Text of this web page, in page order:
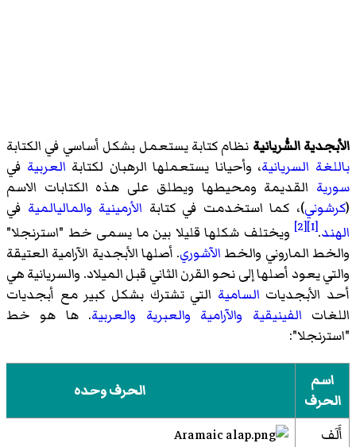
الأبجدية السُّريانية نظام كتابة يستعمل بشكل أساسي في الكتابة
باللغة السريانية، وأحيانا يستعملها الرهبان لكتابة العربية في
سورية القديمة ومحيطها ويطلق على هذه الكتابات الاسم
(كرشوني)، كما استخدمت في كتابة الأرمينية والماليالمية في
الهند.
[1]
[2]
ويختلف شكلها قليلا بين ما يسمى خط "استرنجلا"
والخط الماروني والخط الآشوري. أصلهاالأبجدية الآرامية العتيقة
والتي يعود أصلها إلى نحو القرن الثاني قبل الميلاد. والسريانية هي
أحد الأبجديات السامية التي تشترك بشكل كبير مع أبجديات
اللغات الفينيقية والآرامية والعبرية والعربية. ها هو خط
"استرنجلا":
اسم
الحرف
الحرف وحده
أَلَف